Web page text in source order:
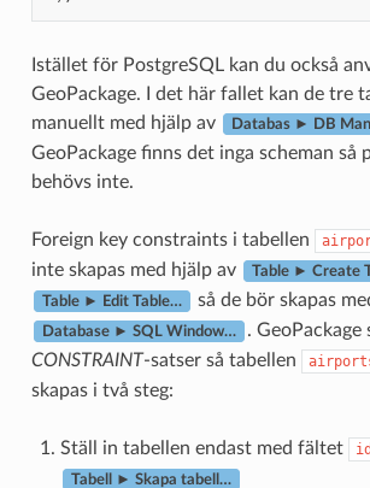
Istället för PostgreSQL kan du också
GeoPackage. I det här fallet kan de tre
manuellt med hjälp av
Databas ► DB
GeoPackage finns det inga scheman så
behövs inte.
Foreign key constraints i tabellen
inte skapas med hjälp av
Table ► Create
Table ► Edit Table… så de bör skapas
Database ► SQL Window… .
CONSTRAINT-satser så tabellen
skapas i två steg:
Ställ in tabellen endast med fältet id
Tabell ► Skapa tabell…